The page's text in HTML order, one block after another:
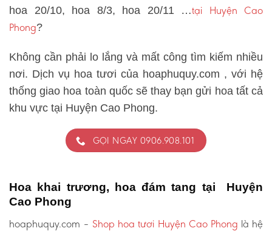
hoa 20/10, hoa 8/3, hoa 20/11 …tại Huyện Cao
Phong?
Không cần phải lo lắng và mất công tìm kiếm nhiều
nơi. Dịch vụ hoa tươi của hoaphuquy.com , với hệ
thống giao hoa toàn quốc sẽ thay bạn gửi hoa tất cả
khu vực tại Huyện Cao Phong.
GỌI NGAY 0906.908.101
Hoa khai trương, hoa đám tang tại Huyện
Cao Phong
hoaphuquy.com – Shop hoa tươi Huyện Cao Phong là hệ